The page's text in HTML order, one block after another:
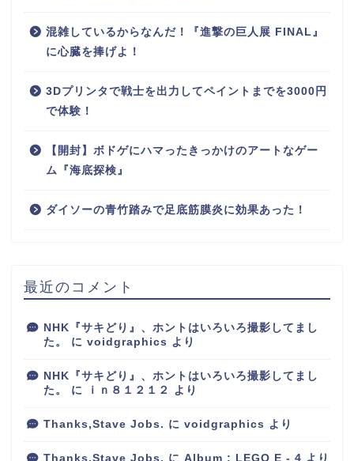
混雑しているからなんだ！『進撃の巨人展 FINAL』
に心臓を捧げよ！
3Dプリンタで戦士を出力してペイントまでを3000円
で体験！
【開封】ボドゲにハマったきっかけのアートなゲー
ム『海底探検』
ダイソーの青竹踏みで足底筋膜炎に効果あった！
最近のコメント
NHK『サキどり』、ホントはいろいろ撮影してまし
た。
に voidgraphics より
NHK『サキどり』、ホントはいろいろ撮影してまし
た。
に ｉｎ８１２１２ より
Thanks,Stave Jobs. に voidgraphics より
Thanks,Stave Jobs. に Album : LEGO E - 4 より